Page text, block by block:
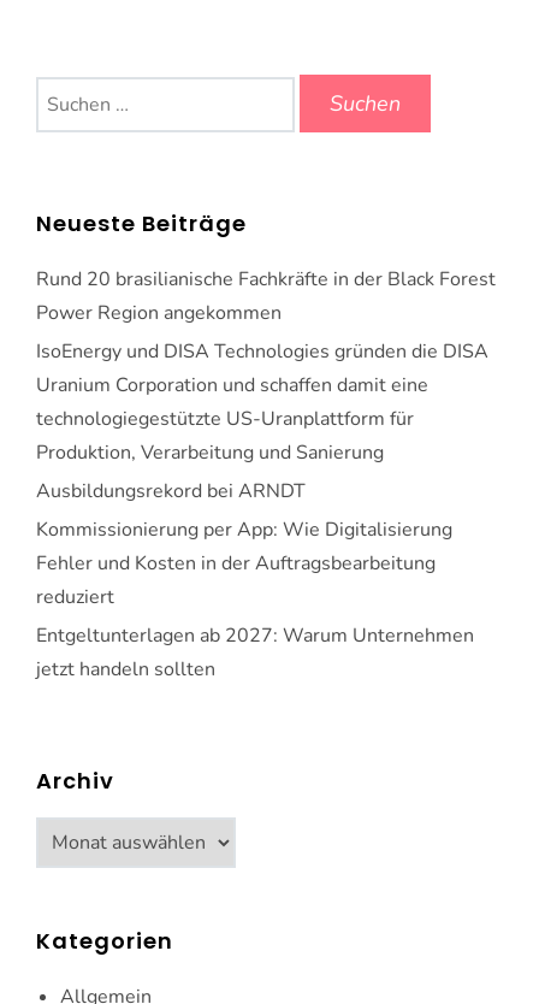
Suchen
nach:
Neueste Beiträge
Rund 20 brasilianische Fachkräfte in der Black Forest
Power Region angekommen
IsoEnergy und DISA Technologies gründen die DISA
Uranium Corporation und schaffen damit eine
technologiegestützte US-Uranplattform für
Produktion, Verarbeitung und Sanierung
Ausbildungsrekord bei ARNDT
Kommissionierung per App: Wie Digitalisierung
Fehler und Kosten in der Auftragsbearbeitung
reduziert
Entgeltunterlagen ab 2027: Warum Unternehmen
jetzt handeln sollten
Archiv
Archiv
Kategorien
Allgemein